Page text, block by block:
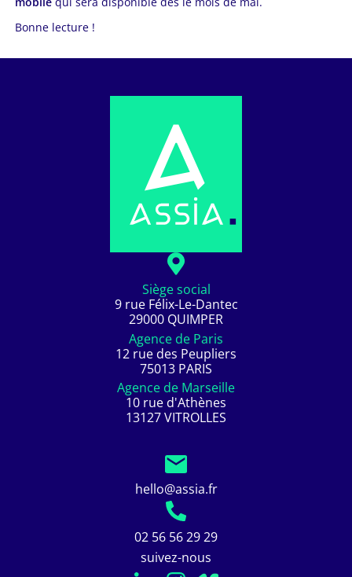
Bonne lecture !
Siège social
9 rue Félix-Le-Dantec
29000 QUIMPER
Agence de Paris
12 rue des Peupliers
75013 PARIS
Agence de Marseille
10 rue d'Athènes
13127 VITROLLES
hello@assia.fr
02 56 56 29 29
suivez-nous